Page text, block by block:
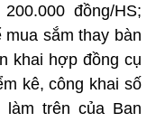
đồng/HS;
mua sắm thay bàn
khai hợp đồng cụ
kê, công khai số
trên của Ban